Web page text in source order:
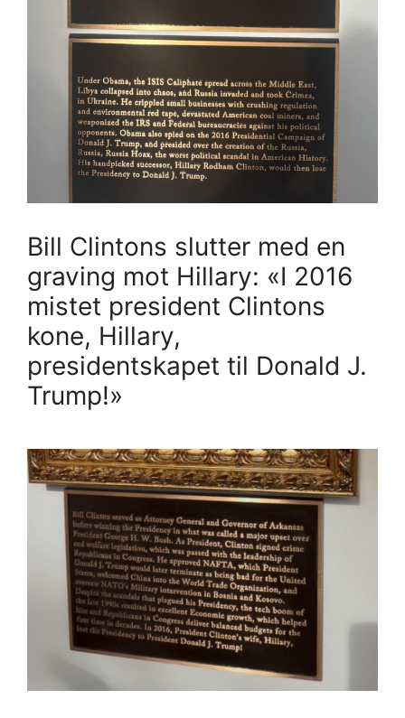
Bill Clintons slutter med en
graving mot Hillary: «I 2016
mistet president Clintons
kone, Hillary,
presidentskapet til Donald J.
Trump!»